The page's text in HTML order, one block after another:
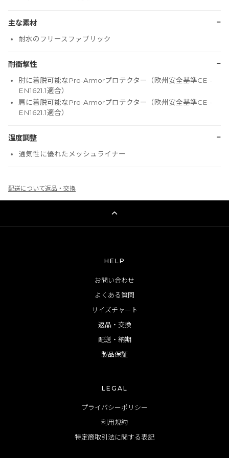
主な素材 −
耐水のフリースファブリック
耐衝撃性 −
肘に着脱可能なPro-Armorプロテクター（欧州安全基準CE -
EN1621.1適合）
肩に着脱可能なPro-Armorプロテクター（欧州安全基準CE -
EN1621.1適合）
温度調整 −
通気性に優れたメッシュライナー
配送について返品・交換
HELP
お問い合わせ
よくある質問
サイズチャート
返品・交換
配送・納期
製品保証
LEGAL
プライバシーポリシー
利用規約
特定商取引法に関する表記